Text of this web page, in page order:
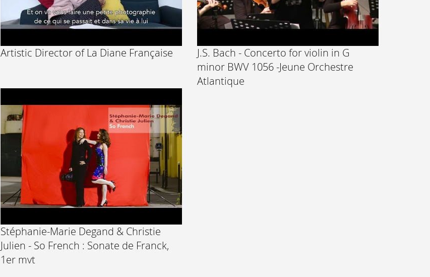
Artistic Director of La Diane Française
J.S. Bach - Concerto for violin in G
minor BWV 1056 -Jeune Orchestre
Atlantique
Stéphanie-Marie Degand & Christie
Julien - So French : Sonate de Franck,
1er mvt